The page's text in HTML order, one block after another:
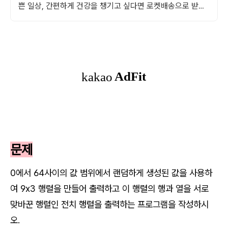
쁜 일상, 간편하게 건강을 챙기고 싶다면 로켓배송으로 받아
문제
0에서 64사이의 값 범위에서 랜덤하게 생성된 값을 사용하
여 9x3 행렬을 만들어 출력하고 이 행렬의 행과 열을 서로
맞바꾼 행렬인 전치 행렬을 출력하는 프로그램을 작성하시
오.